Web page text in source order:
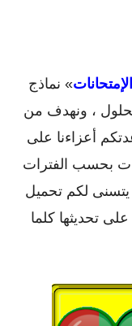
» نماذج
، ونهدف من
أعزاءنا على
بحسب الفترات
يتسنى لكم تحميل
تحديثها كلما